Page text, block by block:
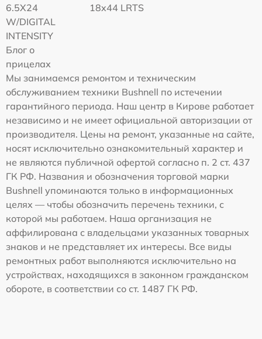
6.5X24
W/DIGITAL
INTENSITY
18x44 LRTS
Блог о
прицелах
Мы занимаемся ремонтом и техническим
обслуживанием техники Bushnell по истечении
гарантийного периода. Наш центр в Кирове работает
независимо и не имеет официальной авторизации от
производителя. Цены на ремонт, указанные на сайте,
носят исключительно ознакомительный характер и
не являются публичной офертой согласно п. 2 ст. 437
ГК РФ. Названия и обозначения торговой марки
Bushnell упоминаются только в информационных
целях — чтобы обозначить перечень техники, с
которой мы работаем. Наша организация не
аффилирована с владельцами указанных товарных
знаков и не представляет их интересы. Все виды
ремонтных работ выполняются исключительно на
устройствах, находящихся в законном гражданском
обороте, в соответствии со ст. 1487 ГК РФ.